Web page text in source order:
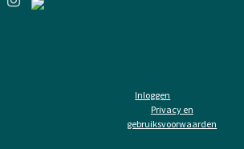
Inloggen
Privacy en
gebruiksvoorwaarden